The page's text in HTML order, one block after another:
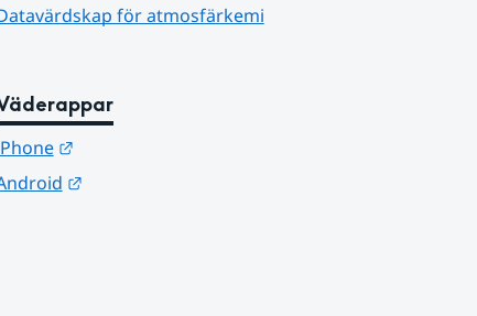
för atmosfärkemi
Länk till annan webbplats.
Länk till annan webbplats.